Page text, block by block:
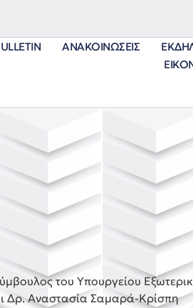
ΑΝΑΚΟΙΝΏΣΕΙΣ
του Υπουργείου
Δρ. Αναστασία Σαμαρά-Κρίσπη